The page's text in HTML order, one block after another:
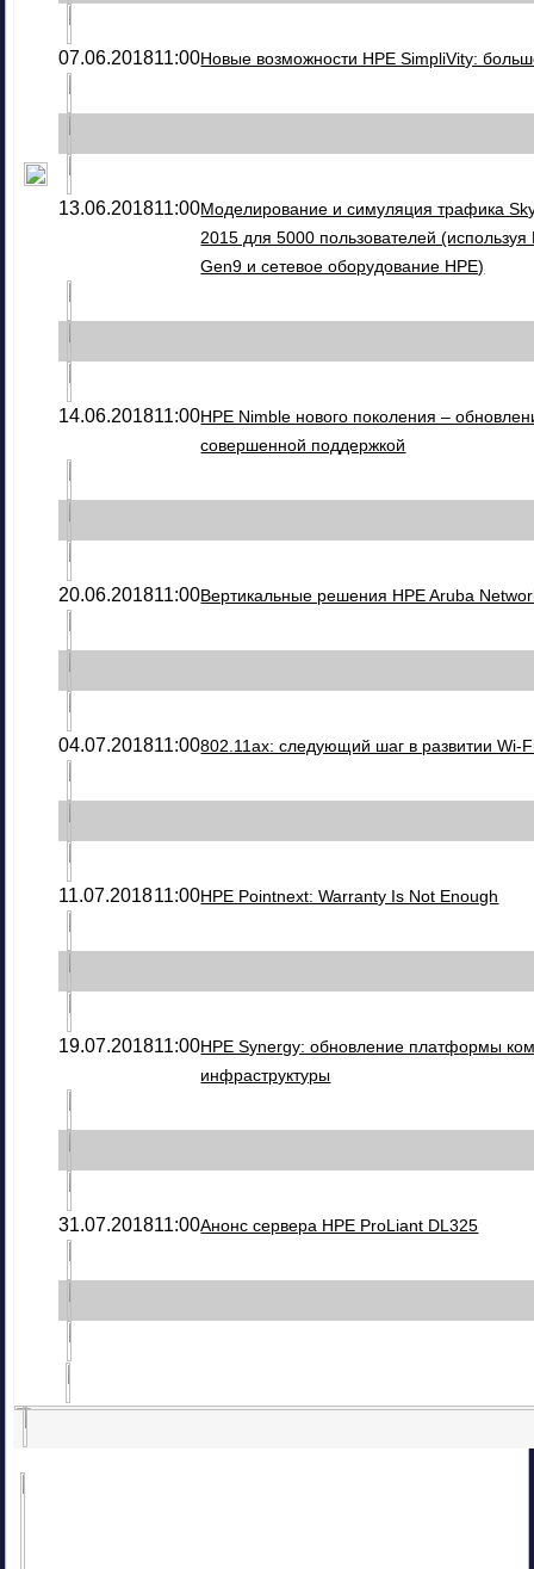
07.06.201811:00Новые возможности HPE SimpliVity:
13.06.201811:00Моделирование и симуляция трафика
2015 для 5000 пользователей
Gen9 и сетевое оборудование HPE)
14.06.201811:00HPE Nimble нового поколения –
совершенной поддержкой
20.06.201811:00Вертикальные решения HPE Aruba
04.07.201811:00802.11ax: следующий шаг в развитии Wi-
11.07.201811:00HPE Pointnext: Warranty Is Not Enough
19.07.201811:00HPE Synergy: обновление платформы
инфраструктуры
31.07.201811:00Анонс сервера HPE ProLiant DL325